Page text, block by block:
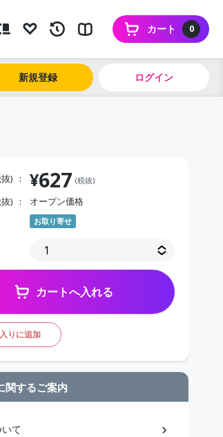
0
カート
新規登録 ログイン
) ¥627 (税抜)
)
オープン価格
お取り寄せ
カートへ入れる
りに追加
関するご案内
て